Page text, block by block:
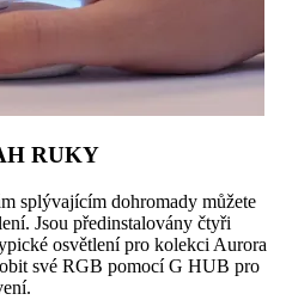
RUKY
splývajícím dohromady můžete
Jsou předinstalovány čtyři
osvětlení pro kolekci Aurora
své RGB pomocí G HUB pro